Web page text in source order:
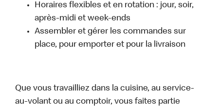
Horaires flexibles et en rotation : jour, soir,
après-midi et week-ends
Assembler et gérer les commandes sur
place, pour emporter et pour la livraison
Que vous travailliez dans la cuisine, au service-
au-volant ou au comptoir, vous faites partie